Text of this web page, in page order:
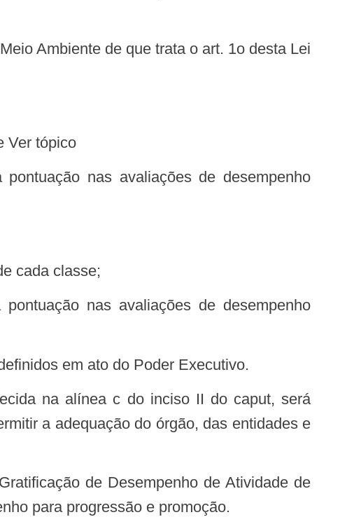
Ver tópico
nas avaliações de desempenho
cada classe;
nas avaliações de desempenho
em ato do Poder Executivo.
na alínea c do inciso II do caput, será
a adequação do órgão, das entidades e
de Desempenho de Atividade de
para progressão e promoção.